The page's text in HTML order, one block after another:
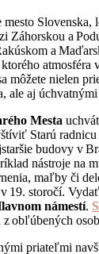
mesto
Záhorskou a
a
ktorého atmosféra
môžete nielen
ale aj
Mesta
Starú
budovy v
nástroje na
maľby či
19. storočí. Vydať
námestí.
obľúbených
priateľmi